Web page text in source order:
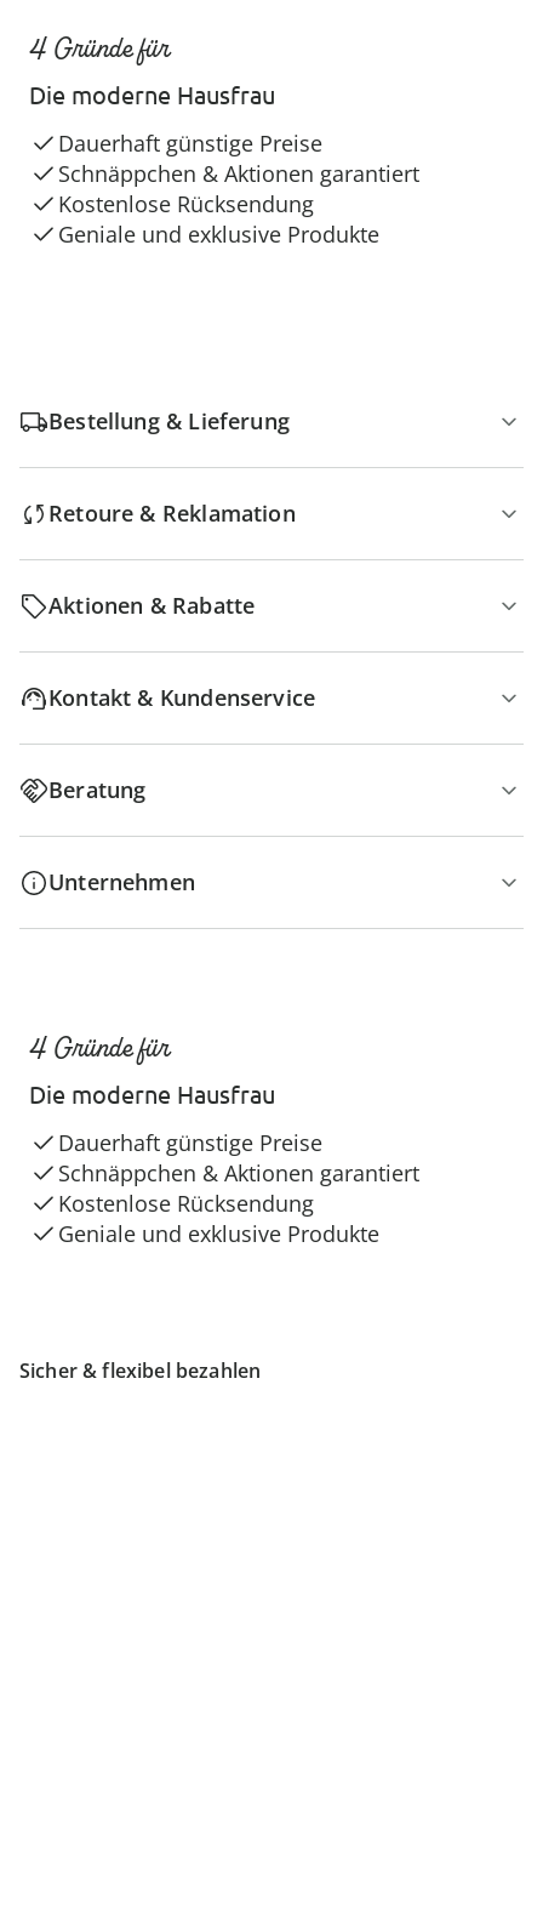
4 Gründe für
Die moderne Hausfrau
Dauerhaft günstige Preise
Schnäppchen & Aktionen garantiert
Kostenlose Rücksendung
Geniale und exklusive Produkte
Bestellung & Lieferung
Retoure & Reklamation
Aktionen & Rabatte
Kontakt & Kundenservice
Beratung
Unternehmen
Sicher & flexibel bezahlen
4 Gründe für
Die moderne Hausfrau
Dauerhaft günstige Preise
Schnäppchen & Aktionen garantiert
Kostenlose Rücksendung
Geniale und exklusive Produkte